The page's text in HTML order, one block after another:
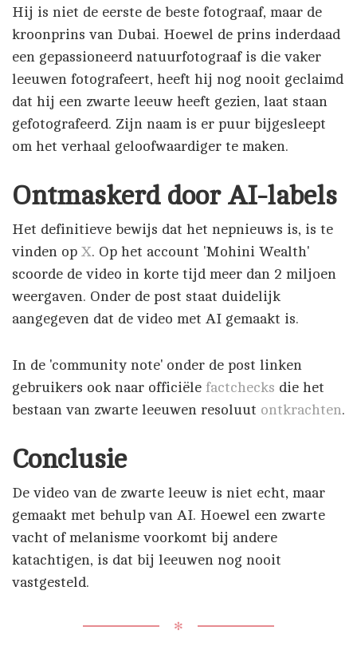
Hij is niet de eerste de beste fotograaf, maar de
kroonprins van Dubai. Hoewel de prins inderdaad
een gepassioneerd natuurfotograaf is die vaker
leeuwen fotografeert, heeft hij nog nooit geclaimd
dat hij een zwarte leeuw heeft gezien, laat staan
gefotografeerd. Zijn naam is er puur bijgesleept
om het verhaal geloofwaardiger te maken.
Ontmaskerd door AI-labels
Het definitieve bewijs dat het nepnieuws is, is te
vinden op X. Op het account 'Mohini Wealth'
scoorde de video in korte tijd meer dan 2 miljoen
weergaven. Onder de post staat duidelijk
aangegeven dat de video met AI gemaakt is.
In de 'community note' onder de post linken
gebruikers ook naar officiële factchecks die het
bestaan van zwarte leeuwen resoluut ontkrachten.
Conclusie
De video van de zwarte leeuw is niet echt, maar
gemaakt met behulp van AI. Hoewel een zwarte
vacht of melanisme voorkomt bij andere
katachtigen, is dat bij leeuwen nog nooit
vastgesteld.
✻